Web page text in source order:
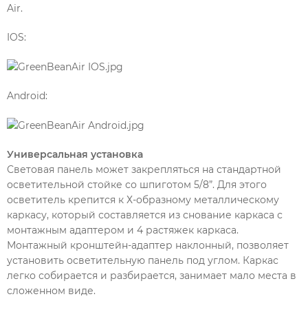
Air.
IOS:
Android:
Универсальная установка
Световая панель может закрепляться на стандартной
осветительной стойке со шпиготом 5/8”. Для этого
осветитель крепится к Х-образному металлическому
каркасу, который составляется из снование каркаса с
монтажным адаптером и 4 растяжек каркаса.
Монтажный кронштейн-адаптер наклонный, позволяет
установить осветительную панель под углом. Каркас
легко собирается и разбирается, занимает мало места в
сложенном виде.